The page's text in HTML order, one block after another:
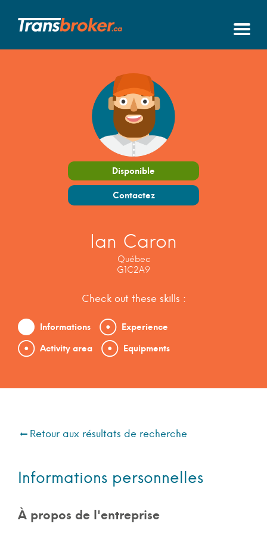
Disponible
Contactez
Ian Caron
Québec
G1C2A9
Check out these skills :
Informations
Experience
Activity area
Equipments
Retour aux résultats de recherche
Informations personnelles
À propos de l'entreprise